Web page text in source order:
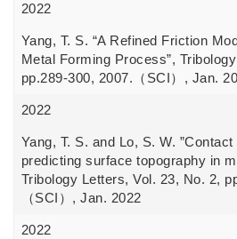
2022
Yang, T. S. “A Refined Friction
Metal Forming Process”,
pp.289-300, 2007.（SCI）, Jan.
2022
Yang, T. S. and Lo, S. W.
predicting surface topography in
Tribology Letters, Vol. 23, No. 2,
（SCI）, Jan. 2022
2022